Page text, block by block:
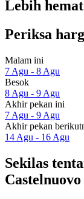
Lebih
Periksa
Malam ini
7 Agu - 8 Agu
Besok
8 Agu - 9 Agu
Akhir pekan ini
7 Agu - 9 Agu
Akhir pekan
14 Agu - 16 Agu
Sekilas
Castelnuovo